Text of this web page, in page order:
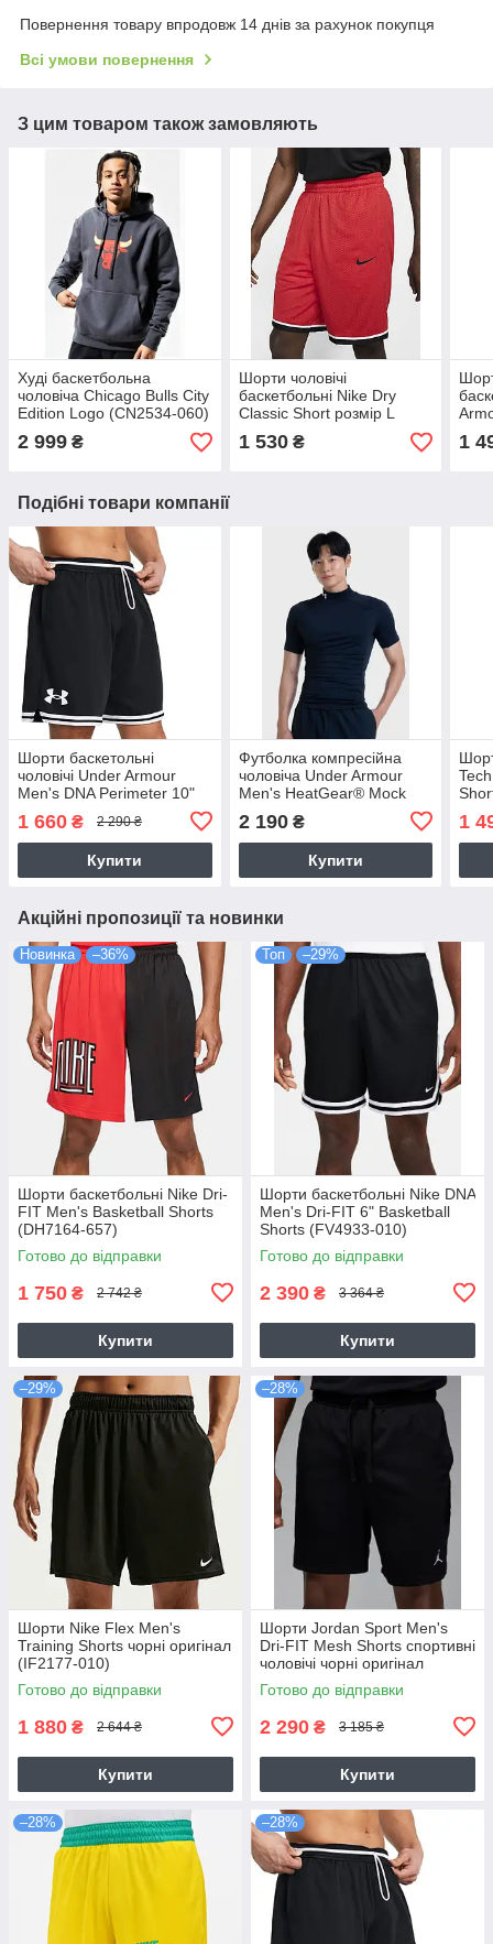
Повернення товару впродовж 14 днів за рахунок покупця
Всі умови повернення
З цим товаром також замовляють
Худі баскетбольна
чоловіча Chicago Bulls City
Edition Logo (CN2534-060)
2 999 ₴
Шорти чоловічі
баскетбольні Nike Dry
Classic Short розмір L
(AQ5600-657)
1 530₴ 1
Подібні товари компанії
Шорти баскетольні
чоловічі Under Armour
Men's DNA Perimeter 10"
001)
1 660 ₴ 2 290 ₴
Купити
Футболка компресійна
чоловіча Under Armour
Men's HeatGear® Mock
001)
2 190₴
Купити
1
Акційні пропозиції та новинки
Новинка –36%
Шорти баскетбольні Nike Dri-
FIT Men's Basketball Shorts
(DH7164-657)
Готово до відправки
1 750 ₴ 2 742 ₴
Купити
Топ –29%
Шорти баскетбольні Nike DNA
Men's Dri-FIT 6" Basketball
Shorts (FV4933-010)
Готово до відправки
2 390 ₴ 3 364 ₴
Купити
–29%
Шорти Nike Flex Men's
Training Shorts чорні оригінал
(IF2177-010)
Готово до відправки
1 880 ₴ 2 644 ₴
Купити
–28%
Шорти Jordan Sport Men's
Dri-FIT Mesh Shorts спортивні
чоловічі чорні оригінал
(FN5816-010)
Готово до відправки
2 290 ₴ 3 185 ₴
Купити
–28% –28%